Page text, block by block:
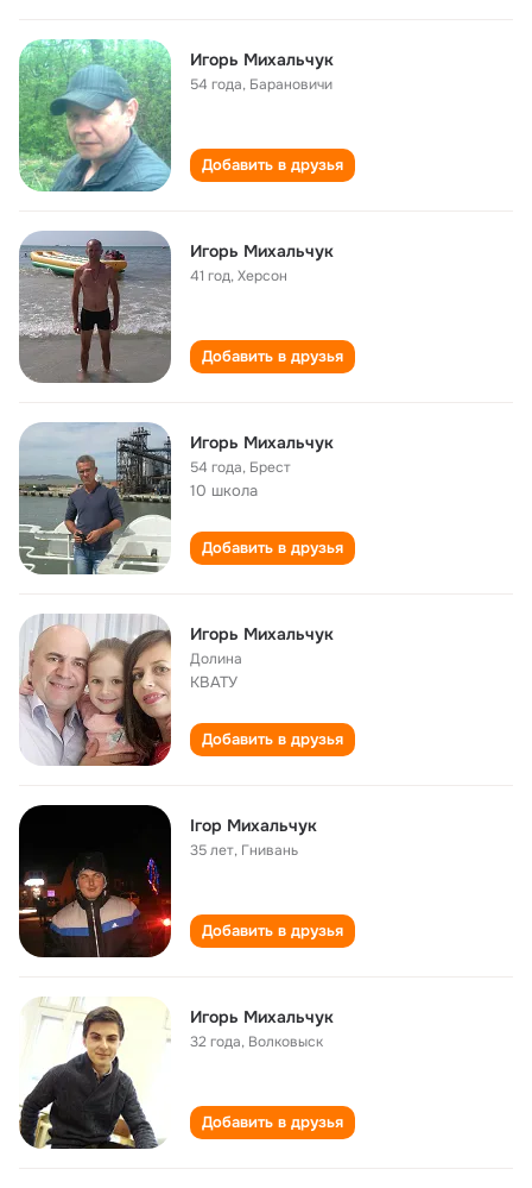
Игорь Михальчук
54 года, Барановичи
Добавить в друзья
Игорь Михальчук
41 год,Херсон
Добавить в друзья
Игорь Михальчук
54 года, Брест
10 школа
Добавить в друзья
Игорь Михальчук
Долина
КВАТУ
Добавить в друзья
Ігор Михальчук
35 лет, Гнивань
Добавить в друзья
Игорь Михальчук
32 года, Волковыск
Добавить в друзья